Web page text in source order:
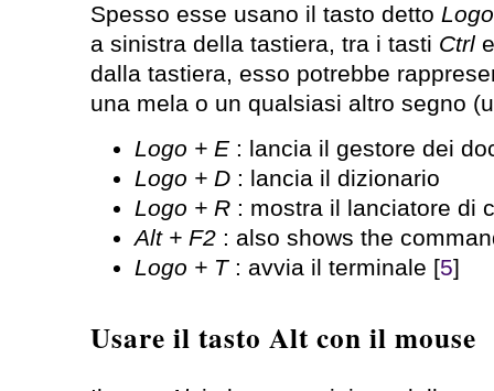
Spesso esse usano il tasto detto Logo
a sinistra della tastiera, tra i tasti Ctrl
dalla tastiera, esso potrebbe
una mela o un qualsiasi altro segno
Logo + E: lancia il gestore dei
Logo + D: lancia il dizionario
Logo + R: mostra il lanciatore di
Alt + F2: also shows the
Logo + T: avvia il terminale [5]
Usare il tasto Alt con il mouse